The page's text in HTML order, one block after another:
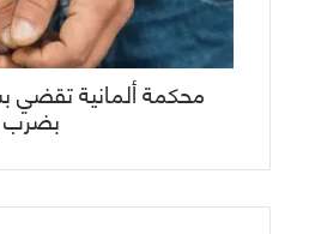
محكمة ألمانية
بضرب